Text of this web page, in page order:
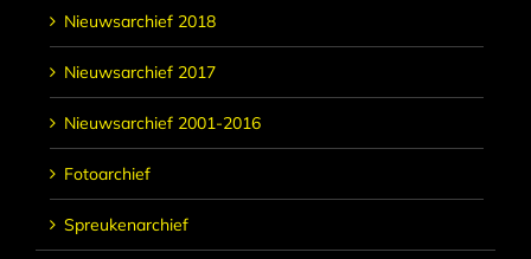
Nieuwsarchief 2018
Nieuwsarchief 2017
Nieuwsarchief 2001-2016
Fotoarchief
Spreukenarchief